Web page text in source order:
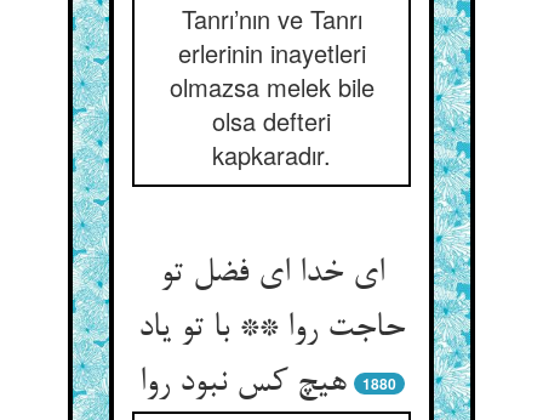
Tanrı’nın ve Tanrı
erlerinin inayetleri
olmazsa melek bile
olsa defteri
kapkaradır.
ای خدا ای فضل تو
حاجت روا ** با تو یاد
هیچ کس نبود روا
1880